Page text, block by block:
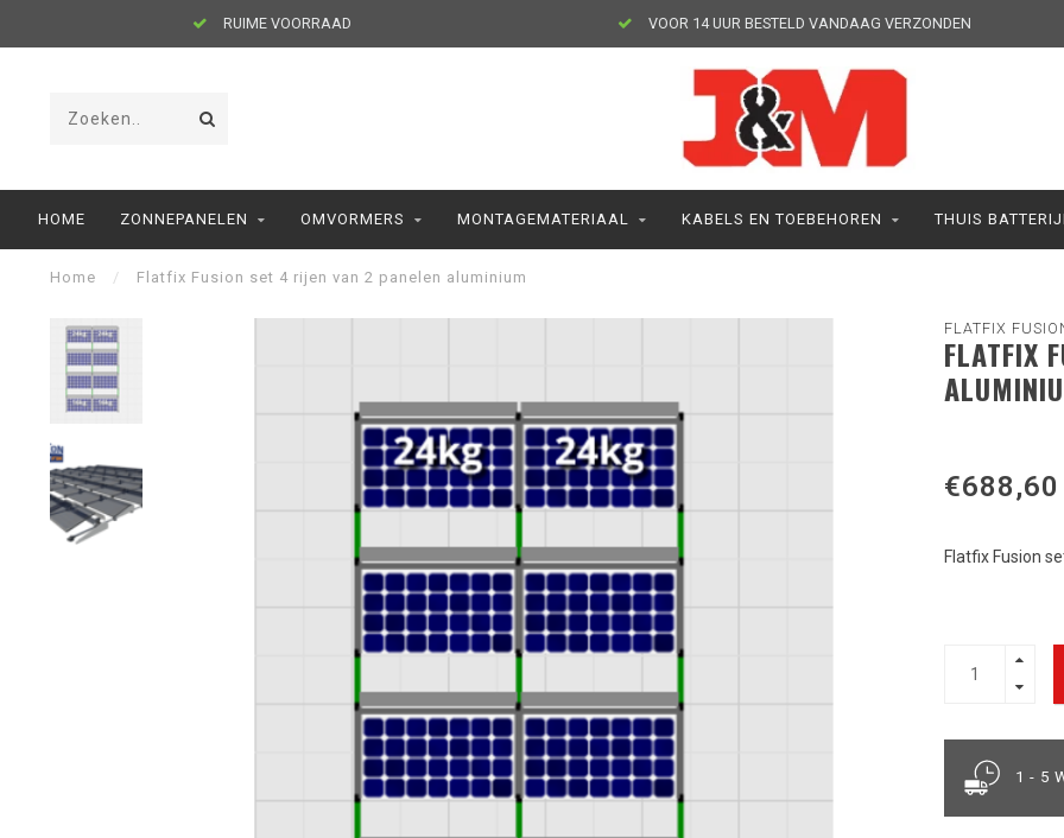
RUIME VOORRAAD VOOR 14 UUR BESTELD VANDAAG VERZONDEN
HOME ZONNEPANELEN OMVORMERS MONTAGEMATERIAAL KABELS EN TOEBEHOREN THUIS
Home / Flatfix Fusion set 4 rijen van 2 panelen aluminium
FLATFIX
FLATFIX
€688,60
Flatfix Fusion
1 - 5